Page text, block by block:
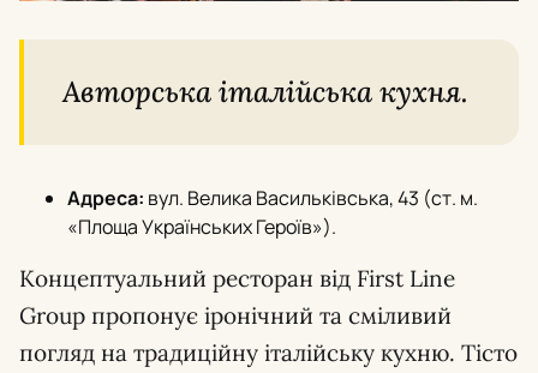
Авторська італійська кухня.
Адреса: вул. Велика Васильківська, 43 (ст. м.
«Площа Українських Героїв»).
Концептуальний ресторан від First Line
Group пропонує іронічний та сміливий
погляд на традиційну італійську кухню. Тісто